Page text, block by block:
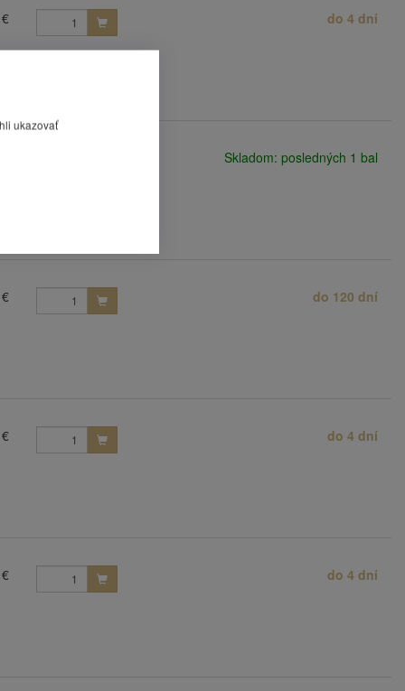
do 4 dní
Skladom: posledných 1 bal
do 120 dní
do 4 dní
do 4 dní
ukazovať